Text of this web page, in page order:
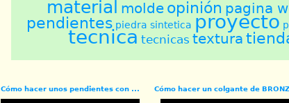
material molde opinión pagina
pendientes piedra sintetica proyecto
tecnica tecnicas textura
Cómo hacer unos pendientes con ... Cómo hacer un colgante de